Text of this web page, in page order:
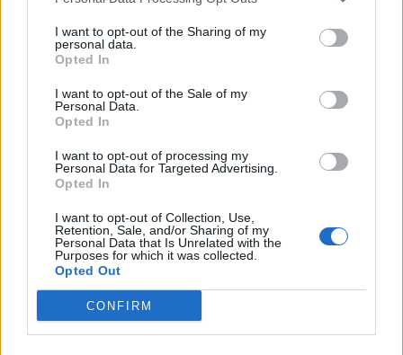
I want to opt-out of the Sharing of my
personal data.
Opted In
I want to opt-out of the Sale of my
Personal Data.
Opted In
I want to opt-out of processing my
Personal Data for Targeted Advertising.
Opted In
I want to opt-out of Collection, Use,
Retention, Sale, and/or Sharing of my
Personal Data that Is Unrelated with the
Purposes for which it was collected.
Opted Out
CONFIRM
astuces
news
ARTICLES CONNEXES PLUS DE L'AUTEUR